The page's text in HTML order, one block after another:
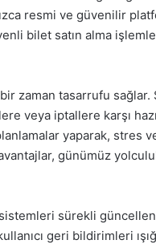
resmi ve güvenilir
bilet satın alma
zaman tasarrufu
veya iptallere karşı
yaparak, stres
günümüz
sürekli
geri bildirimleri